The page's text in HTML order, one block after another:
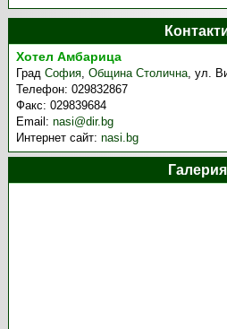
Хотел Амбарица
ГрадСофия,Община Столична,ул.
Телефон:029832867
Факс:029839684
Email:nasi@dir.bg
Интернет сайт:nasi.bg
Галерия